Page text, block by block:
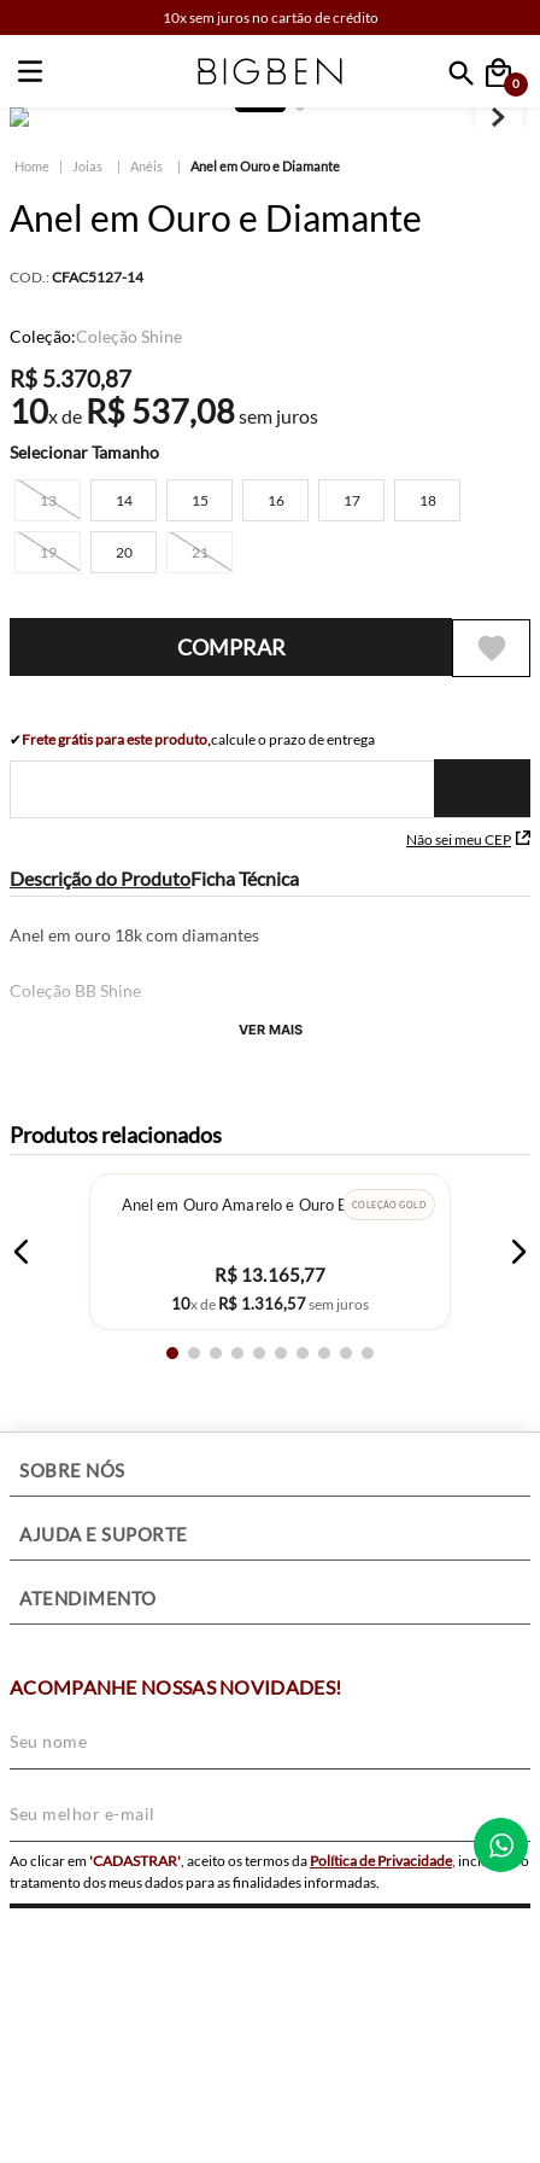
10x sem juros no cartão de crédito
Faça sua busca
0
Joias Anéis Anel em Ouro e Diamante
Anel em Ouro e Diamante
COD.:CFAC5127-14
Coleção:Coleção Shine
R$ 5.370,87
10x de R$537,08sem juros
Tamanho
13 14 15 16 17 18
19 20 21
COMPRAR
✔Frete grátis para este produto,calcule o prazo de entrega
Não sei meu CEP
Descrição do ProdutoFicha Técnica
Anel em ouro 18k com diamantes
Coleção BB Shine
VER MAIS
Produtos relacionados
COLEÇÃO GOLD
Anel em Ouro Amarelo e Ouro Branco 18k
R$ 13.165,77
10x de R$ 1.316,57sem juros
SOBRE NÓS
AJUDA E SUPORTE
ATENDIMENTO
ACOMPANHE NOSSAS NOVIDADES!
Ao clicar em'CADASTRAR', aceito os termos da Política de Privacidade, incluindo o
tratamento dos meus dados para as finalidades informadas.